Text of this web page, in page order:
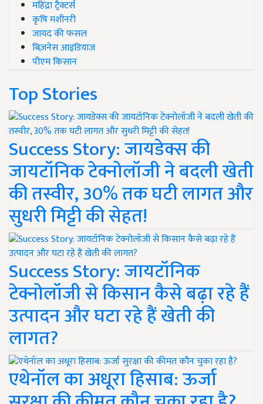
महिंद्रा ट्रैक्टर्स
कृषि मशीनरी
जायद की फसल
बिज़नेस आइडियाज
पीएम किसान
Top Stories
Success Story: जायडेक्स की
जायटॉनिक टेक्नोलॉजी ने बदली खेती
की तस्वीर, 30% तक घटी लागत और
सुधरी मिट्टी की सेहत!
Success Story: जायटॉनिक
टेक्नोलॉजी से किसान कैसे बढ़ा रहे हैं
उत्पादन और घटा रहे हैं खेती की
लागत?
एथेनॉल का अधूरा हिसाब: ऊर्जा